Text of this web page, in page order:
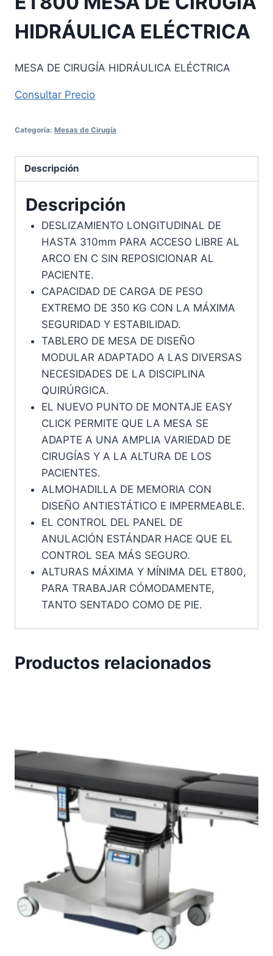
HIDRÁULICA ELÉCTRICA
MESA DE CIRUGÍA HIDRÁULICA ELÉCTRICA
Consultar Precio
Categoría: Mesas de Cirugía
Descripción
Descripción
DESLIZAMIENTO LONGITUDINAL DE
HASTA 310mm PARA ACCESO LIBRE AL
ARCO EN C SIN REPOSICIONAR AL
PACIENTE.
CAPACIDAD DE CARGA DE PESO
EXTREMO DE 350 KG CON LA MÁXIMA
SEGURIDAD Y ESTABILIDAD.
TABLERO DE MESA DE DISEÑO
MODULAR ADAPTADO A LAS DIVERSAS
NECESIDADES DE LA DISCIPLINA
QUIRÚRGICA.
EL NUEVO PUNTO DE MONTAJE EASY
CLICK PERMITE QUE LA MESA SE
ADAPTE A UNA AMPLIA VARIEDAD DE
CIRUGÍAS Y A LA ALTURA DE LOS
PACIENTES.
ALMOHADILLA DE MEMORIA CON
DISEÑO ANTIESTÁTICO E IMPERMEABLE.
EL CONTROL DEL PANEL DE
ANULACIÓN ESTÁNDAR HACE QUE EL
CONTROL SEA MÁS SEGURO.
ALTURAS MÁXIMA Y MÍNIMA DEL ET800,
PARA TRABAJAR CÓMODAMENTE,
TANTO SENTADO COMO DE PIE.
Productos relacionados